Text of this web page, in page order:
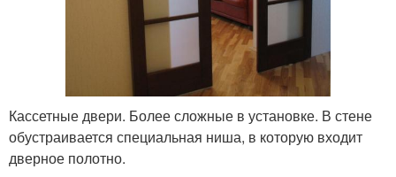
Кассетные двери. Более сложные в установке. В стене
обустраивается специальная ниша, в которую входит
дверное полотно.